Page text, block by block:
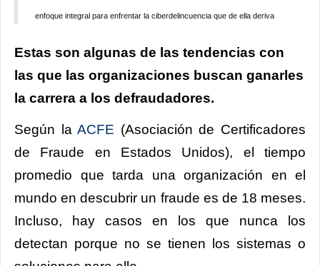
enfoque integral para enfrentar la ciberdelincuencia que de ella deriva
Estas son algunas de las tendencias con
las que las organizaciones buscan ganarles
la carrera a los defraudadores.
Según laACFE (Asociación de Certificadores
de Fraude en Estados Unidos), el tiempo
promedio que tarda una organización en el
mundo en descubrir un fraude es de 18 meses.
Incluso, hay casos en los que nunca los
detectan porque no se tienen los sistemas o